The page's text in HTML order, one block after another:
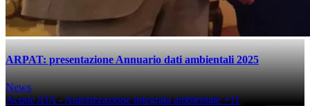
ARPAT: presentazione Annuario dati ambientali 2025
News
AcqueAIA - Autorizzazione integrata ambientale+11